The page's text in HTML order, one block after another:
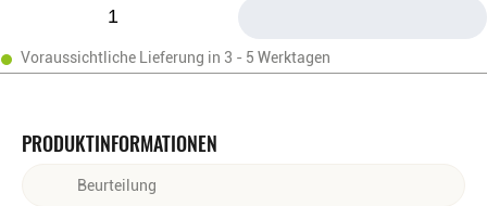
Voraussichtliche Lieferung in 3 - 5 Werktagen
PRODUKTINFORMATIONEN
Beurteilung